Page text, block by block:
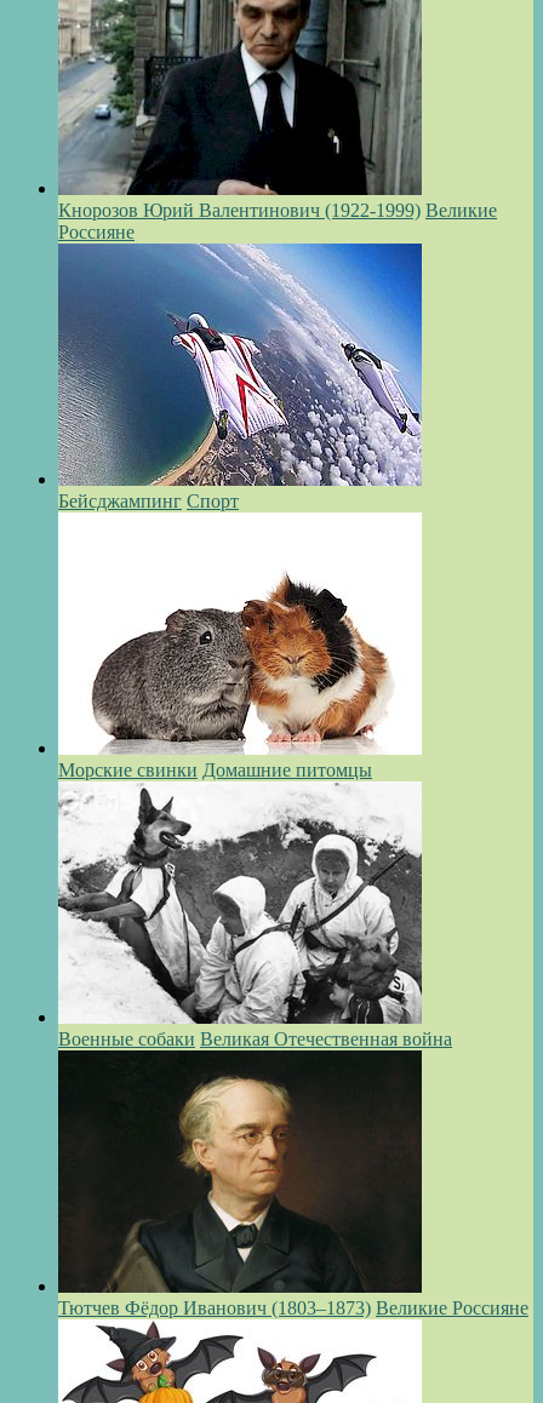
Кнорозов Юрий Валентинович (1922-1999) Великие
Россияне
Бейсджампинг Спорт
Морские свинки Домашние питомцы
Военные собаки Великая Отечественная война
Тютчев Фёдор Иванович (1803–1873) Великие Россияне